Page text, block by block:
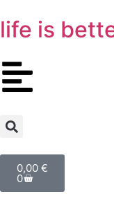
springen
life is
0,00 €
0